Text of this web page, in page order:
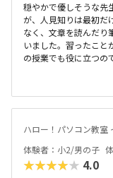
穏やかで優しそうな先
が、人見知りは最初だ
なく、文章を読んだり
いました。習ったこと
の授業でも役に立つの
ッピングモールの中
は付けてくれるそう
思いましたが、扉を閉
ラスなので程よい解放
プライベートでも使え
いるパソコンはタッチ
と心配でしたが、すぐ
ハロー！パソコン教室
体験者：小2/男の子
★★★★★ 4.0